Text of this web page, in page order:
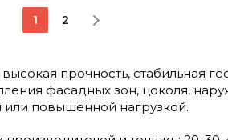
1 2
прочность, стабильная
фасадных зон, цоколя,
или повышенной нагрузкой.